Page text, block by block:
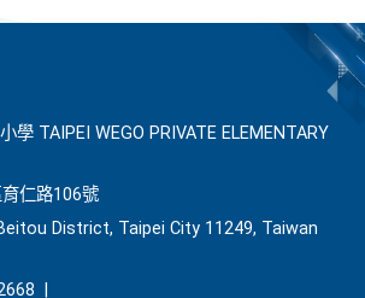
學 TAIPEI WEGO PRIVATE ELEMENTARY
仁路106號
District, Taipei City 11249, Taiwan